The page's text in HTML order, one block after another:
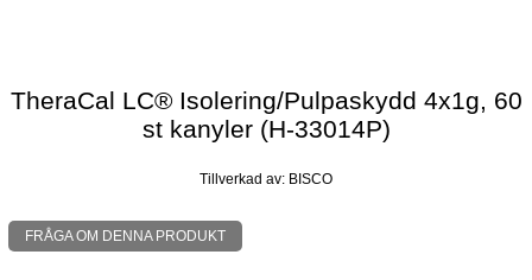
TheraCal LC® Isolering/Pulpaskydd 4x1g, 60
st kanyler (H-33014P)
Tillverkad av: BISCO
FRÅGA OM DENNA PRODUKT